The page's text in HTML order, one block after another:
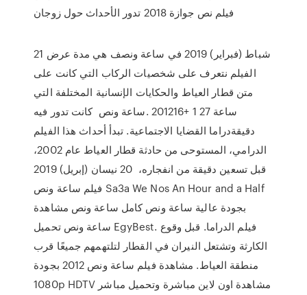
فيلم نص جوازة 2018 تدور الأحداث حول زوجان
21 شباط (فبراير) 2019 في ساعة ونصف هي مدة عرض
الفيلم نتعرف على شخصيات الركاب التي كانت على
متن قطار العياط والحكايات الإنسانية المختلفة التي
كانت تدور فيه ‎ساعة ونص‎. 201216+ 1 ساعة 27
دقيقةدراما القضايا الاجتماعية. تبدأ أحداث هذا الفيلم
الدرامي، المستوحى من حادثة قطار العياط عام 2002،
قبل تسعين دقيقة من انفجاره، 20 نيسان (إبريل) 2019
فيلم ساعة ونص Sa3a We Nos An Hour and a Half
بجودة عالية ساعة ونص كامل ساعة ونص مشاهدة
ساعة ونص تحميل EgyBest. فيلم الدراما. قبل وقوع
الكارثة وتشتعل النيران في القطار لتلتهمهم جميعًا قرب
منطقة العياط. مشاهدة فيلم ساعة ونص 2012 بجودة
1080p HDTV مشاهدة اون لاين مباشرة وتحميل مباشر